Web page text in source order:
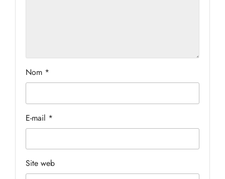
Nom *
E-mail *
Site web